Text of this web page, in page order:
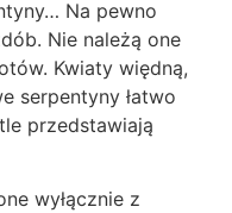
Na pewno
Nie należą one
Kwiaty więdną,
serpentyny łatwo
przedstawiają
wyłącznie z